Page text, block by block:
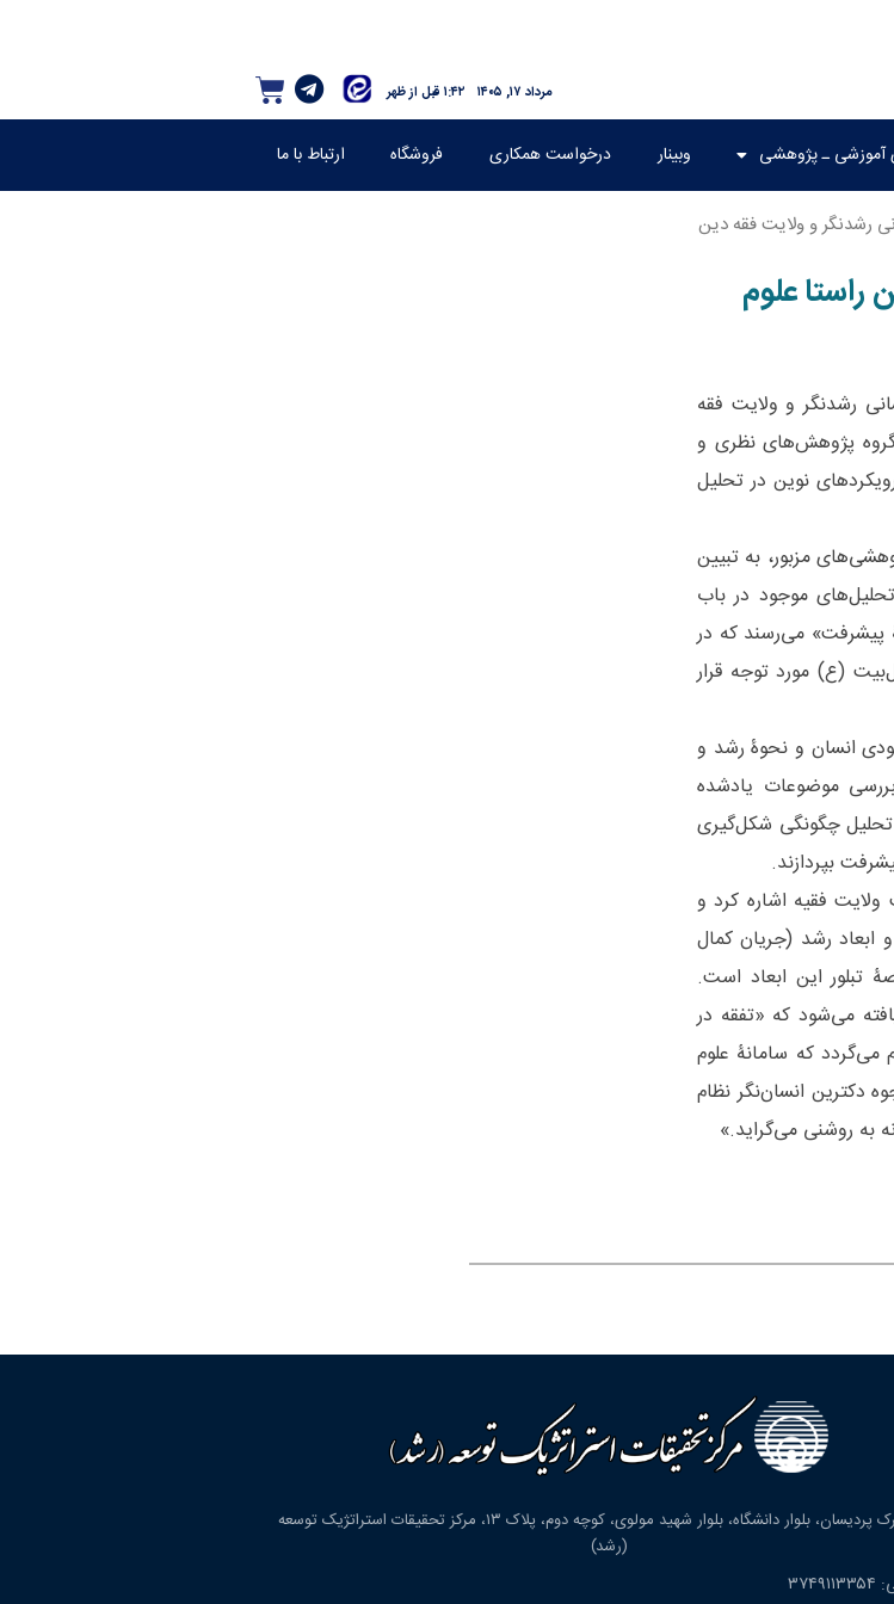
۱:۴۲ قبل از ظهر مرداد ۱۷, ۱۴۰۵
آموزشی ـ پژوهشی وبینار درخواست همکاری فروشگاه ارتباط با ما
رشد‌نگر و ولایت فقه دین
علوم
رشد‌نگر و ولایت فقه
پژوهش‌های نظری و
نوین در تحلیل
مزبور، به تبیین
موجود در باب
پیشرفت» می‌رسند که در
(ع) مورد توجه قرار
انسان و نحوۀ رشد و
موضوعات یادشده
تحلیل چگونگی شکل‌گیری
بپردازند.
فقیه اشاره کرد و
رشد (جریان کمال
تبلور این ابعاد است.
می‌‌شود که «تفقه در
می‌‌گردد که سامانۀ علوم
دکترین انسان‌‌نگر نظام
به روشنی می‌‌گراید.»
قم، شهرک پردیسان، بلوار دانشگاه، بلوار شهید مولوی، کوچه دوم، پلاک ۱۳، مرکز تحقیقات استراتژیک توسعه
(رشد)